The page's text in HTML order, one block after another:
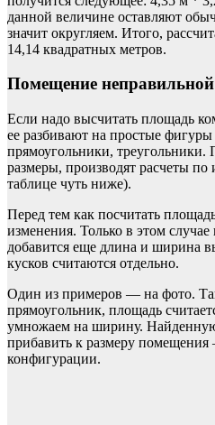
данной величине оставляют
значит округляем. Итого,
14,14 квадратных метров.
Помещение
Если надо высчитать площадь
ее разбивают на простые
прямоугольники,
размеры, производят расчеты
таблице чуть ниже).
Перед тем как посчитать
изменения. Только в этом
добавится еще длина и ширина
кусков считаются отдельно.
Один из примеров — на фото.
прямоугольник, площадь
умножаем на ширину.
прибавить к размеру
конфигурации.